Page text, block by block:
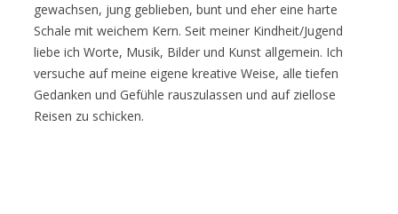
gewachsen, jung geblieben, bunt und eher eine harte
Schale mit weichem Kern. Seit meiner Kindheit/Jugend
liebe ich Worte, Musik, Bilder und Kunst allgemein. Ich
versuche auf meine eigene kreative Weise, alle tiefen
Gedanken und Gefühle rauszulassen und auf ziellose
Reisen zu schicken.